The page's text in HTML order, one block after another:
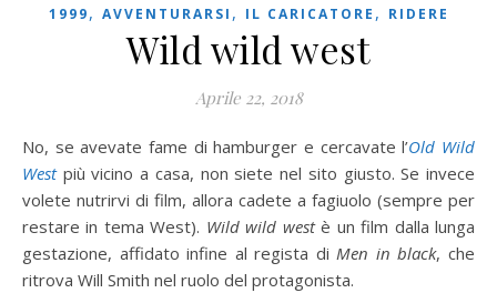
1999, AVVENTURARSI , IL CARICATORE , RIDERE
Wild wild west
Aprile 22, 2018
No, se avevate fame di hamburger e cercavate l’Old Wild
Westpiù vicino a casa, non siete nel sito giusto. Se invece
volete nutrirvi di film, allora cadete a fagiuolo (sempre per
restare in tema West). Wild wild westè un film dalla lunga
gestazione, affidato infine al regista diMen in black, che
ritrova Will Smith nel ruolo del protagonista.